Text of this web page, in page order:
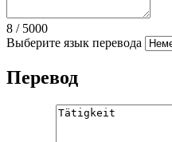
8 / 5000
Выберите язык перевода
Перевод